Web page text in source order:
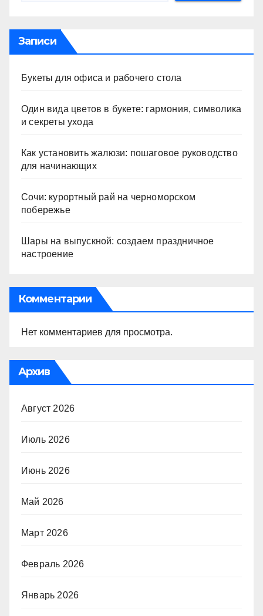
Записи
Букеты для офиса и рабочего стола
Один вида цветов в букете: гармония, символика
и секреты ухода
Как установить жалюзи: пошаговое руководство
для начинающих
Сочи: курортный рай на черноморском
побережье
Шары на выпускной: создаем праздничное
настроение
Комментарии
Нет комментариев для просмотра.
Архив
Август 2026
Июль 2026
Июнь 2026
Май 2026
Март 2026
Февраль 2026
Январь 2026